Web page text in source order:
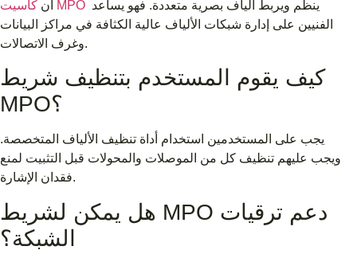
ان كاسيت MPO
الفنيين على إدارة شبكات الألياف عالية الكثافة في مراكز البيانات
وغرف الاتصالات.
كيف يقوم المستخدم بتنظيف شريط
يجب على المستخدمين استخدام أداة تنظيف الألياف المتخصصة.
ويجب عليهم تنظيف كل من الموصلات والمحولات قبل التثبيت لمنع
فقدان الإشارة.
هل يمكن لشريط MPO دعم ترقيات